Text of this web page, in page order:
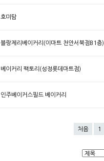
호미탐
블랑제리베이커리(이마트 천안서북점B1층)
베이커리 팩토리(성정롯데마트점)
인주베이커스필드 베이커리
처음 1